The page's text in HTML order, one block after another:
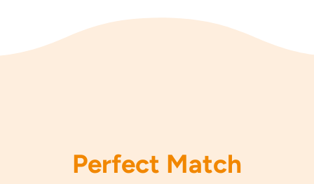
Perfect Match